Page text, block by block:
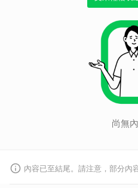
尚無內
內容已至結尾。請注意，部分內